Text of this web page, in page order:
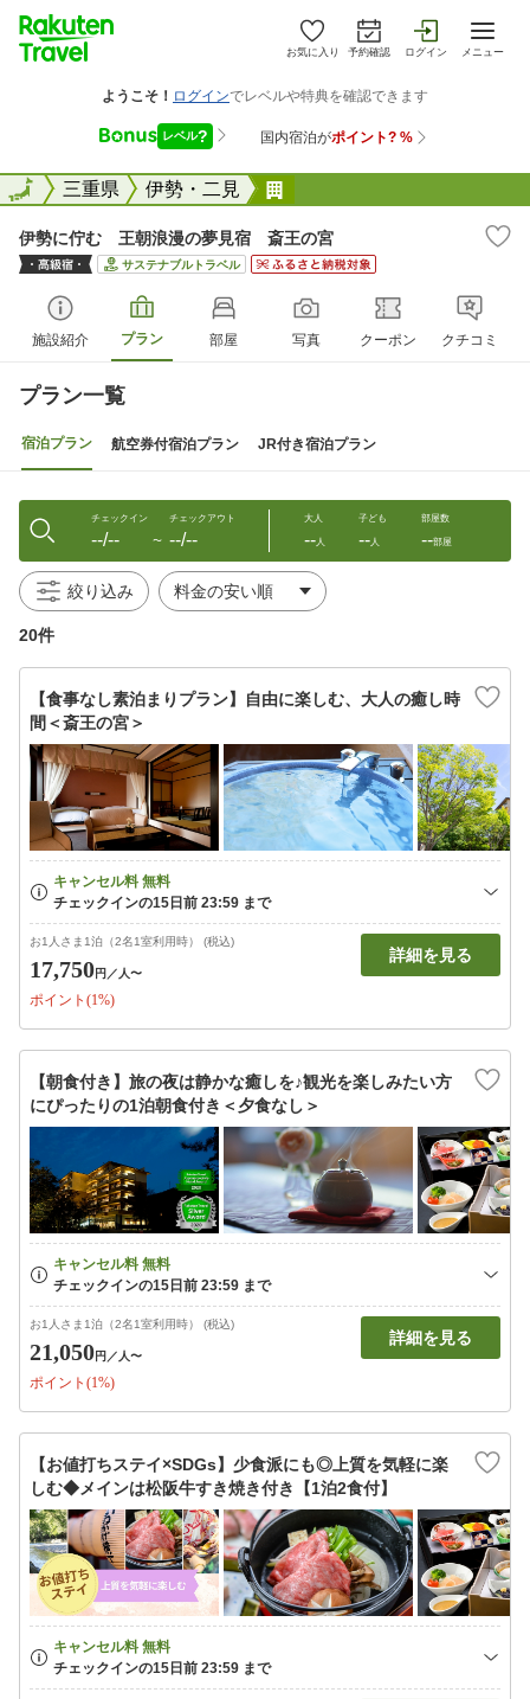
お気に入り 予約確認 ログイン メニュー
全国三重県 伊勢・二見
全国
伊勢に佇む 王朝浪漫の夢見宿 斎王の宮
サステナブルトラベル
施設紹介 プラン 部屋 写真 クーポン クチコミ
プラン一覧
宿泊プラン 航空券付宿泊プラン JR付き宿泊プラン
チェックイン
--/-- 〜
チェックアウト
--/--
大人
--人
子ども
--人
部屋数
--部屋
絞り込み
20件
【食事なし素泊まりプラン】自由に楽しむ、大人の癒し時
間＜斎王の宮＞
お1人さま1泊（2名1室利用時） (税込)
17,750円 ／人〜
ポイント(1%)
詳細を見る
【朝食付き】旅の夜は静かな癒しを♪観光を楽しみたい方
にぴったりの1泊朝食付き＜夕食なし＞
お1人さま1泊（2名1室利用時） (税込)
21,050円 ／人〜
ポイント(1%)
詳細を見る
【お値打ちステイ×SDGs】少食派にも◎上質を気軽に楽
しむ◆メインは松阪牛すき焼き付き【1泊2食付】